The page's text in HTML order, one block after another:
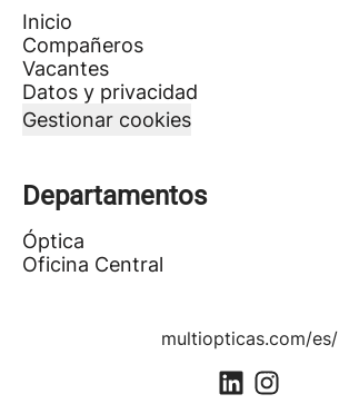
Inicio
Compañeros
Vacantes
Datos y privacidad
Gestionar cookies
Departamentos
Óptica
Oficina Central
multiopticas.com/es/